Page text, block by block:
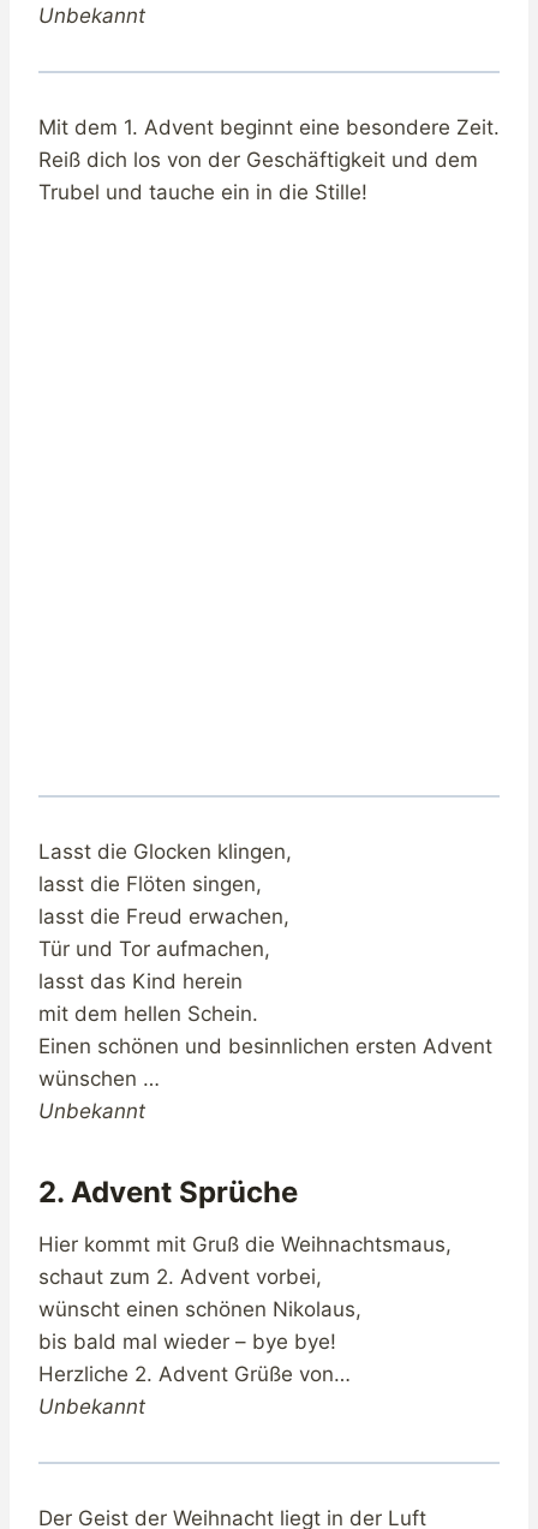
Unbekannt
Mit dem 1. Advent beginnt eine besondere Zeit.
Reiß dich los von der Geschäftigkeit und dem
Trubel und tauche ein in die Stille!
Lasst die Glocken klingen,
lasst die Flöten singen,
lasst die Freud erwachen,
Tür und Tor aufmachen,
lasst das Kind herein
mit dem hellen Schein.
Einen schönen und besinnlichen ersten Advent
wünschen …
Unbekannt
2. Advent Sprüche
Hier kommt mit Gruß die Weihnachtsmaus,
schaut zum 2. Advent vorbei,
wünscht einen schönen Nikolaus,
bis bald mal wieder – bye bye!
Herzliche 2. Advent Grüße von…
Unbekannt
Der Geist der Weihnacht liegt in der Luft